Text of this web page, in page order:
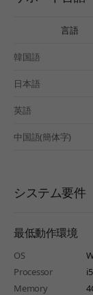
言語
韓国語
日本語
英語
中国語(簡体字)
システム要件
最低動作環境
OS
Processor
i5
Memory